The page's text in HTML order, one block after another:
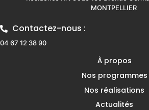
MONTPELLIER
Contactez-nous :
04 67 12 38 90
À propos
Nos programmes
Nos réalisations
Actualités